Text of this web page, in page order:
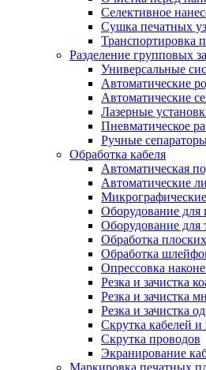
Селективное
Сушка печатных
Транспортировка
Разделение групповых
Универсальные
Автоматические
Автоматические
Лазерные
Пневматическое
Ручные
Обработка кабеля
Автоматическая
Автоматические
Оборудование для
Оборудование для
Обработка
Обработка
Опрессовка
Резка и зачистка
Резка и зачистка
Резка и зачистка
Скрутка кабелей и
Скрутка проводов
Экранирование
Маркировка печатных